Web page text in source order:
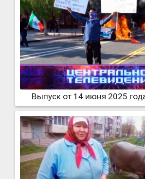
Выпуск от 14 июня 2025